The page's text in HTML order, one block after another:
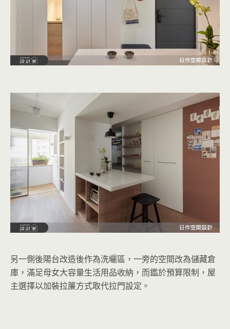
另一側後陽台改造後作為洗曬區，一旁的空間改為儲藏倉
庫，滿足母女大容量生活用品收納，而鑑於預算限制，屋
主選擇以加裝拉簾方式取代拉門設定。